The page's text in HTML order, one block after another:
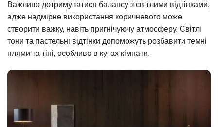
Важливо дотримуватися балансу з світлими відтінками,
адже надмірне використання коричневого може
створити важку, навіть пригнічуючу атмосферу. Світлі
тони та пастельні відтінки допоможуть розбавити темні
плями та тіні, особливо в кутах кімнати.